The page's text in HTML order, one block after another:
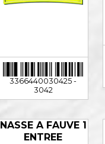
3366440030425 -
3042
NASSE A FAUVE 1
ENTREE